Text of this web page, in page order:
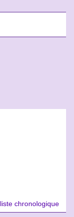
liste chronologique